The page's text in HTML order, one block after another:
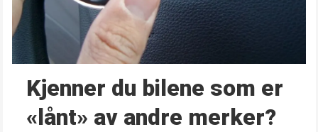
Kjenner du bilene som er
«lånt» av andre merker?